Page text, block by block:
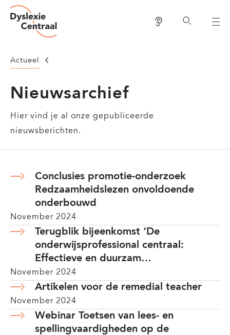
Overslaan
de
inhoud
gaan
Centraal
Lees voorZoeken
Homepage
Actueel
Nieuwsarchief
Hier vind je al onze gepubliceerde
nieuwsberichten.
Conclusies promotie-onderzoek
Redzaamheidslezen onvoldoende
onderbouwd
November 2024
Terugblik bijeenkomst ‘De
onderwijsprofessional centraal:
Effectieve en duurzam…
November 2024
Artikelen voor de remedial teacher
November 2024
Webinar Toetsen van lees- en
spellingvaardigheden op de